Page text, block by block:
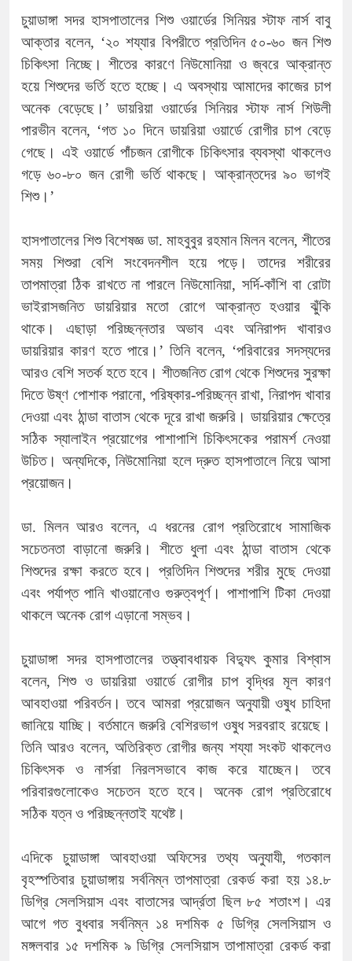
চুয়াডাঙ্গা সদর হাসপাতালের শিশু ওয়ার্ডের সিনিয়র স্টাফ নার্স বাবু
আক্তার বলেন, ‘২০ শয্যার বিপরীতে প্রতিদিন ৫০-৬০ জন শিশু
চিকিৎসা নিচ্ছে। শীতের কারণে নিউমোনিয়া ও জ্বরে আক্রান্ত
হয়ে শিশুদের ভর্তি হতে হচ্ছে। এ অবস্থায় আমাদের কাজের চাপ
অনেক বেড়েছে।’ ডায়রিয়া ওয়ার্ডের সিনিয়র স্টাফ নার্স শিউলী
পারভীন বলেন, ‘গত ১০ দিনে ডায়রিয়া ওয়ার্ডে রোগীর চাপ বেড়ে
গেছে। এই ওয়ার্ডে পাঁচজন রোগীকে চিকিৎসার ব্যবস্থা থাকলেও
গড়ে ৬০-৮০ জন রোগী ভর্তি থাকছে। আক্রান্তদের ৯০ ভাগই
শিশু।’
হাসপাতালের শিশু বিশেষজ্ঞ ডা. মাহবুবুর রহমান মিলন বলেন, শীতের
সময় শিশুরা বেশি সংবেদনশীল হয়ে পড়ে। তাদের শরীরের
তাপমাত্রা ঠিক রাখতে না পারলে নিউমোনিয়া, সর্দি-কাঁশি বা রোটা
ভাইরাসজনিত ডায়রিয়ার মতো রোগে আক্রান্ত হওয়ার ঝুঁকি
থাকে। এছাড়া পরিচ্ছন্নতার অভাব এবং অনিরাপদ খাবারও
ডায়রিয়ার কারণ হতে পারে।’ তিনি বলেন, ‘পরিবারের সদস্যদের
আরও বেশি সতর্ক হতে হবে। শীতজনিত রোগ থেকে শিশুদের সুরক্ষা
দিতে উষ্ণ পোশাক পরানো, পরিষ্কার-পরিচ্ছন্ন রাখা, নিরাপদ খাবার
দেওয়া এবং ঠান্ডা বাতাস থেকে দূরে রাখা জরুরি। ডায়রিয়ার ক্ষেত্রে
সঠিক স্যালাইন প্রয়োগের পাশাপাশি চিকিৎসকের পরামর্শ নেওয়া
উচিত। অন্যদিকে, নিউমোনিয়া হলে দ্রুত হাসপাতালে নিয়ে আসা
প্রয়োজন।
ডা. মিলন আরও বলেন, এ ধরনের রোগ প্রতিরোধে সামাজিক
সচেতনতা বাড়ানো জরুরি। শীতে ধুলা এবং ঠান্ডা বাতাস থেকে
শিশুদের রক্ষা করতে হবে। প্রতিদিন শিশুদের শরীর মুছে দেওয়া
এবং পর্যাপ্ত পানি খাওয়ানোও গুরুত্বপূর্ণ। পাশাপাশি টিকা দেওয়া
থাকলে অনেক রোগ এড়ানো সম্ভব।
চুয়াডাঙ্গা সদর হাসপাতালের তত্ত্বাবধায়ক বিদ্যুৎ কুমার বিশ্বাস
বলেন, শিশু ও ডায়রিয়া ওয়ার্ডে রোগীর চাপ বৃদ্ধির মূল কারণ
আবহাওয়া পরিবর্তন। তবে আমরা প্রয়োজন অনুযায়ী ওষুধ চাহিদা
জানিয়ে যাচ্ছি। বর্তমানে জরুরি বেশিরভাগ ওষুধ সরবরাহ রয়েছে।
তিনি আরও বলেন, অতিরিক্ত রোগীর জন্য শয্যা সংকট থাকলেও
চিকিৎসক ও নার্সরা নিরলসভাবে কাজ করে যাচ্ছেন। তবে
পরিবারগুলোকেও সচেতন হতে হবে। অনেক রোগ প্রতিরোধে
সঠিক যত্ন ও পরিচ্ছন্নতাই যথেষ্ট।
এদিকে চুয়াডাঙ্গা আবহাওয়া অফিসের তথ্য অনুযাযী, গতকাল
বৃহস্পতিবার চুয়াডাঙ্গায় সর্বনিম্ন তাপমাত্রা রেকর্ড করা হয় ১৪.৮
ডিগ্রি সেলসিয়াস এবং বাতাসের আর্দ্রতা ছিল ৮৫ শতাংশ। এর
আগে গত বুধবার সর্বনিম্ন ১৪ দশমিক ৫ ডিগ্রি সেলসিয়াস ও
মঙ্গলবার ১৫ দশমিক ৯ ডিগ্রি সেলসিয়াস তাপামাত্রা রেকর্ড করা